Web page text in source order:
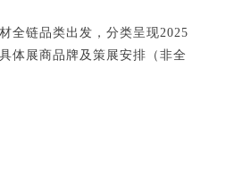
全链品类出发，分类呈现2025
体展商品牌及策展安排（非全